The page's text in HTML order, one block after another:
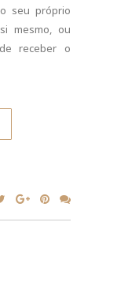
seu próprio
mesmo, ou
receber o